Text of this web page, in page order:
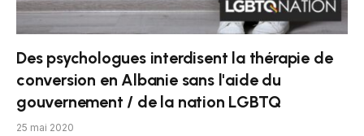
Des psychologues interdisent la thérapie de
conversion en Albanie sans l'aide du
gouvernement / de la nation LGBTQ
25 mai 2020